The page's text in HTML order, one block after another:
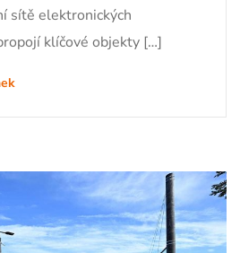
sítě elektronických
klíčové objekty […]